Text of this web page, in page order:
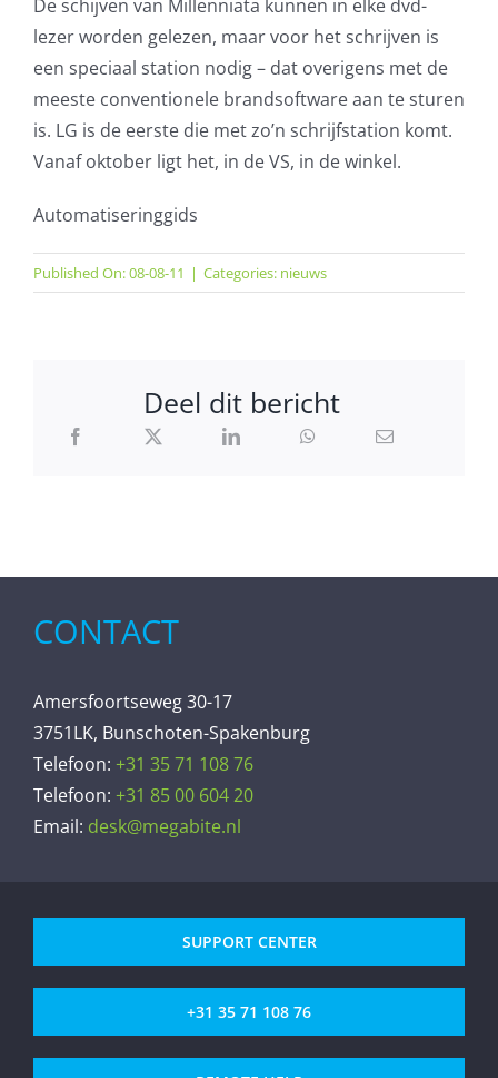
De schijven van Millenniata kunnen in elke dvd-
lezer worden gelezen, maar voor het schrijven is
een speciaal station nodig – dat overigens met de
meeste conventionele brandsoftware aan te sturen
is. LG is de eerste die met zo’n schrijfstation komt.
Vanaf oktober ligt het, in de VS, in de winkel.
Automatiseringgids
Published On: 08-08-11 | Categories: nieuws
Deel dit bericht
CONTACT
Amersfoortseweg 30-17
3751LK, Bunschoten-Spakenburg
Telefoon: +31 35 71 108 76
Telefoon: +31 85 00 604 20
Email: desk@megabite.nl
SUPPORT CENTER
+31 35 71 108 76